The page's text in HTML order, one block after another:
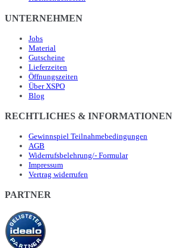
UNTERNEHMEN
Jobs
Material
Gutscheine
Lieferzeiten
Öffnungszeiten
Über XSPO
Blog
RECHTLICHES & INFORMATIONEN
Gewinnspiel Teilnahmebedingungen
AGB
Widerrufsbelehrung/- Formular
Impressum
Vertrag widerrufen
PARTNER